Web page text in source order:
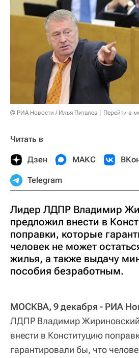
© РИА Новости / Илья Питалев Перейти в
Читать в
Дзен МАКС
Telegram
Лидер ЛДПР Владимир
предложил внести в
поправки, которые
человек не может
жилья, а также выдачу
пособия безработным.
МОСКВА, 9 декабря - РИА
ЛДПР Владимир
внести в Конституцию
гарантировали бы, что